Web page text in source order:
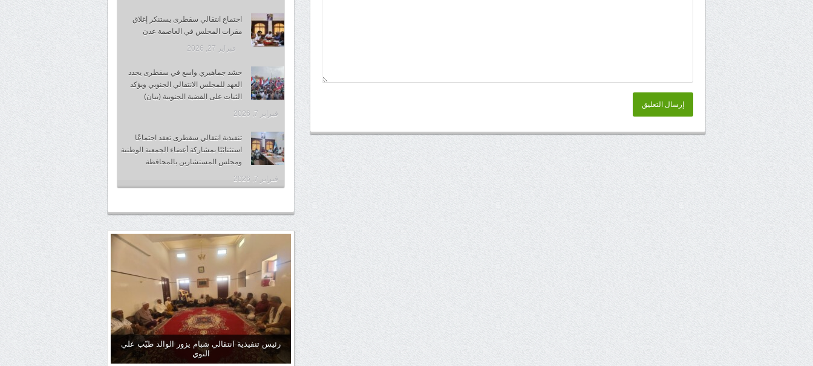
إرسال التعليق
اجتماع انتقالي سقطرى يستنكر إغلاق
مقرات المجلس في العاصمة عدن
فبراير 27, 2026
حشد جماهيري واسع في سقطرى يجدد
العهد للمجلس الانتقالي الجنوبي ويؤكد
الثبات على القضية الجنوبية (بيان)
فبراير 7, 2026
تنفيذية انتقالي سقطرى تعقد اجتماعًا
استثنائيًا بمشاركة أعضاء الجمعية الوطنية
ومجلس المستشارين بالمحافظة
فبراير 7, 2026
رئيس تنفيذية انتقالي شبام يزور الوالد طيّب علي
التوي